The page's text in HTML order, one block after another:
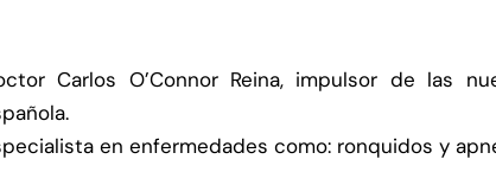
Carlos O’Connor Reina, impulsor de las
en enfermedades como: ronquidos y